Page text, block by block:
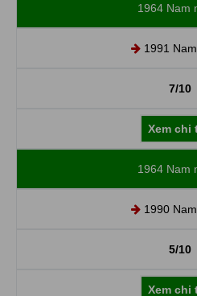
1964 Nam
1991
7/10
Xem chi
1964 Nam
1990
5/10
Xem chi